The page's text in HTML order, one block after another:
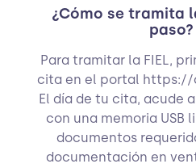
¿Cómo se tramita
paso?
Para tramitar la FIEL,
cita en el portal https://
El día de tu cita, acude
con una memoria USB
documentos
documentación en